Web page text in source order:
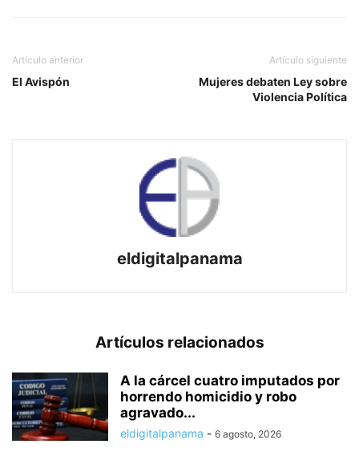
Artículo anterior
El Avispón
Artículo siguiente
Mujeres debaten Ley sobre
Violencia Política
eldigitalpanama
Artículos relacionados
A la cárcel cuatro imputados por
horrendo homicidio y robo
agravado...
eldigitalpanama - 6 agosto, 2026